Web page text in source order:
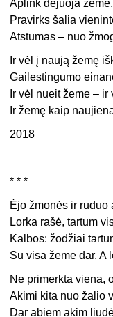
Aplink dejuoja
Pravirks šalia
Atstumas – nuo
Ir vėl į naują žemę
Gailestingumo
Ir vėl nueit žeme –
Ir žemę kaip
2018
* * *
Ėjo žmonės ir ruduo
Lorka rašė, tartum
Kalbos: žodžiai
Su visa žeme dar. A
Ne primerkta viena,
Akimi kita nuo žalio
Dar abiem akim